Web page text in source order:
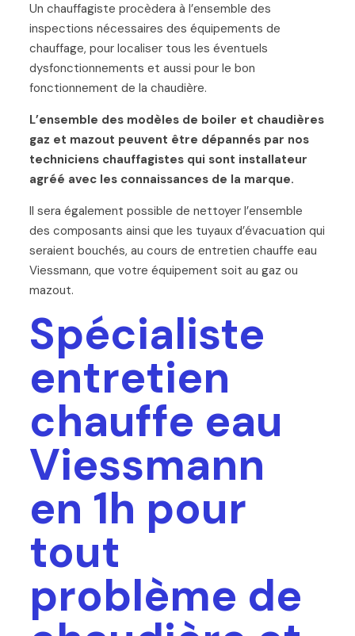
Un chauffagiste procèdera à l’ensemble des
inspections nécessaires des équipements de
chauffage, pour localiser tous les éventuels
dysfonctionnements et aussi pour le bon
fonctionnement de la chaudière.
L’ensemble des modèles de boiler et chaudières
gaz et mazout peuvent être dépannés par nos
techniciens chauffagistes qui sont installateur
agréé avec les connaissances de la marque.
Il sera également possible de nettoyer l’ensemble
des composants ainsi que les tuyaux d’évacuation qui
seraient bouchés, au cours de entretien chauffe eau
Viessmann, que votre équipement soit au gaz ou
mazout.
Spécialiste
entretien
chauffe eau
Viessmann
en 1h pour
tout
problème de